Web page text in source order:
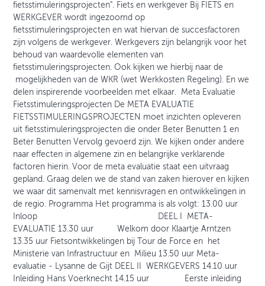
fietsstimuleringsprojecten". Fiets en werkgever Bij FIETS en
WERKGEVER wordt ingezoomd op
fietsstimuleringsprojecten en wat hiervan de succesfactoren
zijn volgens de werkgever. Werkgevers zijn belangrijk voor het
behoud van waardevolle elementen van
fietsstimuleringsprojecten. Ook kijken we hierbij naar de
mogelijkheden van de WKR (wet Werkkosten Regeling). En we
delen inspirerende voorbeelden met elkaar. Meta Evaluatie
Fietsstimuleringsprojecten De META EVALUATIE
FIETSSTIMULERINGSPROJECTEN moet inzichten opleveren
uit fietsstimuleringsprojecten die onder Beter Benutten 1 en
Beter Benutten Vervolg gevoerd zijn. We kijken onder andere
naar effecten in algemene zin en belangrijke verklarende
factoren hierin. Voor de meta evaluatie staat een uitvraag
gepland. Graag delen we de stand van zaken hierover en kijken
we waar dit samenvalt met kennisvragen en ontwikkelingen in
de regio. Programma Het programma is als volgt: 13.00 uur
Inloop DEEL I META-
EVALUATIE 13.30 uur Welkom door Klaartje Arntzen
13.35 uur Fietsontwikkelingen bij Tour de Force en het
Ministerie van Infrastructuur en Milieu 13.50 uur Meta-
evaluatie - Lysanne de Gijt DEEL II WERKGEVERS 14.10 uur
Inleiding Hans Voerknecht 14.15 uur Eerste inleiding